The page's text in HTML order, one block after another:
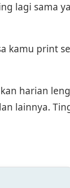
lagi sama
kamu print
harian
lainnya.